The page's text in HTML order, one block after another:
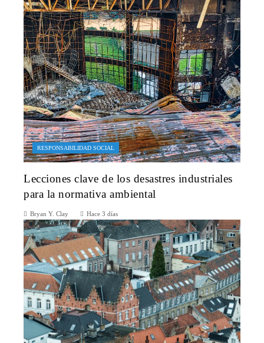
RESPONSABILIDAD SOCIAL
Lecciones clave de los desastres industriales
para la normativa ambiental
Bryan Y. Clay Hace 3 días